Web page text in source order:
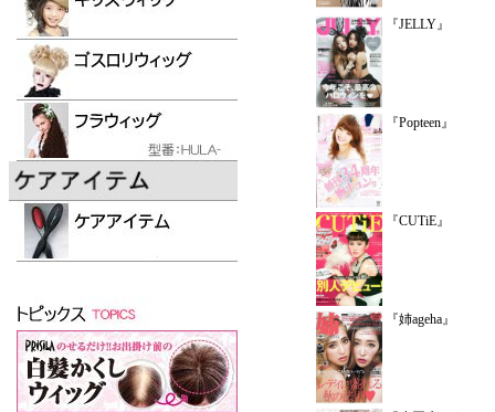
『JELLY』
『Popteen』
『CUTiE』
『姉ageha』